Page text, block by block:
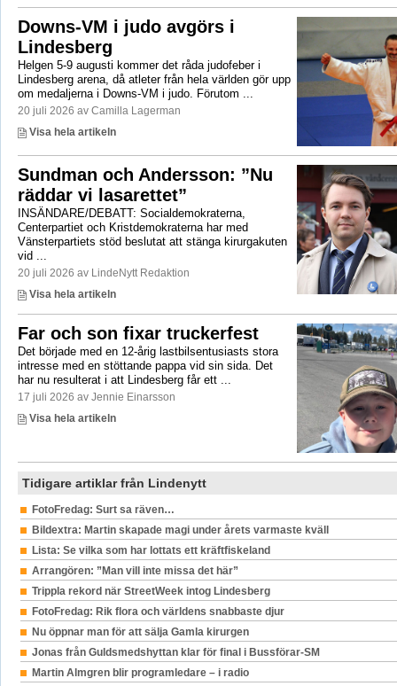
Downs-VM i judo avgörs i
Lindesberg
Helgen 5-9 augusti kommer det råda judofeber i
Lindesberg arena, då atleter från hela världen gör upp
om medaljerna i Downs-VM i judo. Förutom ...
20 juli 2026 av Camilla Lagerman
Visa hela artikeln
Sundman och Andersson: ”Nu
räddar vi lasarettet”
INSÄNDARE/DEBATT: Socialdemokraterna,
Centerpartiet och Kristdemokraterna har med
Vänsterpartiets stöd beslutat att stänga kirurgakuten
vid ...
20 juli 2026 av LindeNytt Redaktion
Visa hela artikeln
Far och son fixar truckerfest
Det började med en 12-årig lastbilsentusiasts stora
intresse med en stöttande pappa vid sin sida. Det
har nu resulterat i att Lindesberg får ett ...
17 juli 2026 av Jennie Einarsson
Visa hela artikeln
Tidigare artiklar från Lindenytt
FotoFredag: Surt sa räven…
Bildextra: Martin skapade magi under årets varmaste kväll
Lista: Se vilka som har lottats ett kräftfiskeland
Arrangören: ”Man vill inte missa det här”
Trippla rekord när StreetWeek intog Lindesberg
FotoFredag: Rik flora och världens snabbaste djur
Nu öppnar man för att sälja Gamla kirurgen
Jonas från Guldsmedshyttan klar för final i Bussförar-SM
Martin Almgren blir programledare – i radio